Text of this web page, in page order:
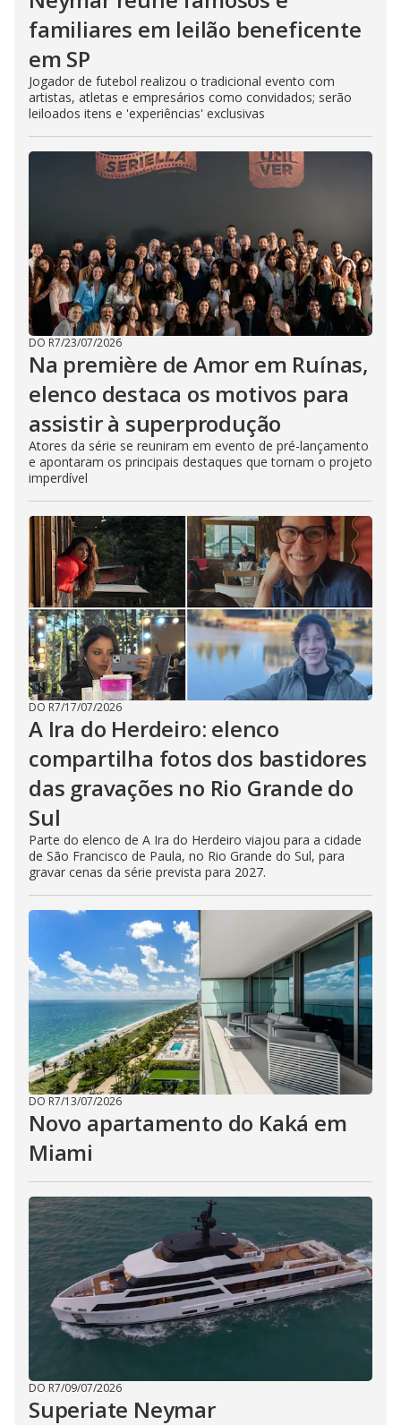
familiares em leilão beneficente
em SP
Jogador de futebol realizou o tradicional evento com
artistas, atletas e empresários como convidados; serão
leiloados itens e 'experiências' exclusivas
DO R7/23/07/2026
Na première de Amor em Ruínas,
elenco destaca os motivos para
assistir à superprodução
Atores da série se reuniram em evento de pré-lançamento
e apontaram os principais destaques que tornam o projeto
imperdível
DO R7/17/07/2026
A Ira do Herdeiro: elenco
compartilha fotos dos bastidores
das gravações no Rio Grande do
Sul
Parte do elenco de A Ira do Herdeiro viajou para a cidade
de São Francisco de Paula, no Rio Grande do Sul, para
gravar cenas da série prevista para 2027.
DO R7/13/07/2026
Novo apartamento do Kaká em
Miami
DO R7/09/07/2026
Superiate Neymar